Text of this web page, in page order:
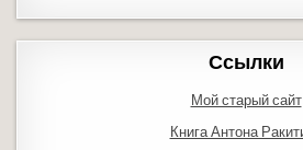
Ссылки
Мой старый сайт
Книга Антона